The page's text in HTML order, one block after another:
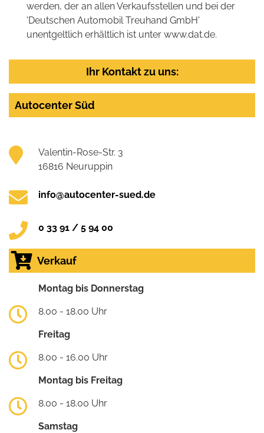
werden, der an allen Verkaufsstellen und bei der
'Deutschen Automobil Treuhand GmbH'
unentgeltlich erhältlich ist unter www.dat.de.
Ihr Kontakt zu uns:
Autocenter Süd
Valentin-Rose-Str. 3
16816 Neuruppin
info@autocenter-sued.de
0 33 91 / 5 94 00
Verkauf
Montag bis Donnerstag
8.00 - 18.00 Uhr
Freitag
8.00 - 16.00 Uhr
Montag bis Freitag
8.00 - 18.00 Uhr
Samstag